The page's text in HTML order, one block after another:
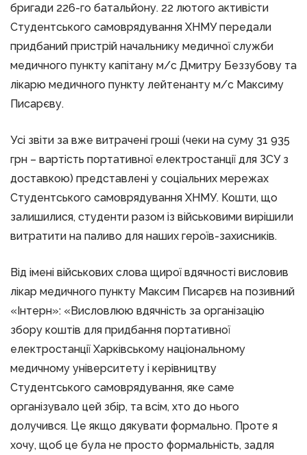
бригади 226-го батальйону. 22 лютого активісти
Студентського самоврядування ХНМУ передали
придбаний пристрій начальнику медичної служби
медичного пункту капітану м/с Дмитру Беззубову та
лікарю медичного пункту лейтенанту м/с Максиму
Писарєву.
Усі звіти за вже витрачені гроші (чеки на суму 31 935
грн – вартість портативної електростанції для ЗСУ з
доставкою) представлені у соціальних мережах
Студентського самоврядування ХНМУ. Кошти, що
залишилися, студенти разом із військовими вирішили
витратити на паливо для наших героїв-захисників.
Від імені військових слова щирої вдячності висловив
лікар медичного пункту Максим Писарєв на позивний
«Інтерн»: «Висловлюю вдячність за організацію
збору коштів для придбання портативної
електростанції Харківському національному
медичному університету і керівництву
Студентського самоврядування, яке саме
організувало цей збір, та всім, хто до нього
долучився. Це якщо дякувати формально. Проте я
хочу, щоб це була не просто формальність, задля